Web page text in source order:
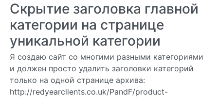
Скрытие заголовка главной
категории на странице
уникальной категории
Я создаю сайт со многими разными категориями
и должен просто удалить заголовки категорий
только на одной странице архива:
http://redyearclients.co.uk/PandF/product-